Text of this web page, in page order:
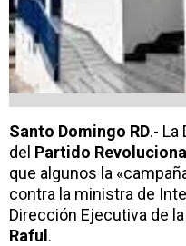
Santo Domingo RD.- La
del Partido
que algunos la
contra la ministra de
Dirección Ejecutiva de
Raful.